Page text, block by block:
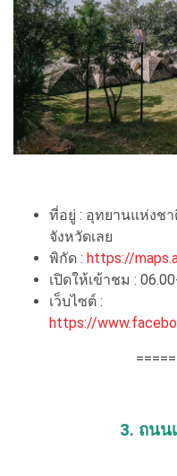
ที่อยู่ : อุทยานแห่งชา
จังหวัดเลย
พิกัด : https://
เปิดให้เข้าชม :
เว็บไซต์ :
https://
3. ถนน